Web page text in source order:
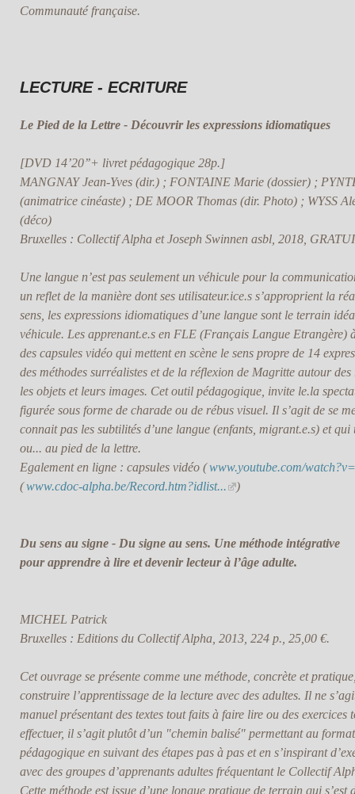
Communauté française.
LECTURE - ECRITURE
Le Pied de la Lettre - Découvrir les expressions idiomatiques
[DVD 14’20’’+ livret pédagogique 28p.]
MANGNAY Jean-Yves (dir.) ; FONTAINE Marie (dossier) ;
(animatrice cinéaste) ; DE MOOR Thomas (dir. Photo) ; WYSS
(déco)
Bruxelles : Collectif Alpha et Joseph Swinnen asbl, 2018,
Une langue n’est pas seulement un véhicule pour la
un reflet de la manière dont ses utilisateur.ice.s s’approprient la
sens, les expressions idiomatiques d’une langue sont le terrain
véhicule. Les apprenant.e.s en FLE (Français Langue Etrangère)
des capsules vidéo qui mettent en scène le sens propre de 14
des méthodes surréalistes et de la réflexion de Magritte autour
les objets et leurs images. Cet outil pédagogique, invite le.la
figurée sous forme de charade ou de rébus visuel. Il s’agit de se
connait pas les subtilités d’une langue (enfants, migrant.e.s) et
ou... au pied de la lettre.
Egalement en ligne : capsules vidéo ( www.youtube.com/
( www.cdoc-alpha.be/Record.htm?idlist... )
Du sens au signe - Du signe au sens. Une méthode intégrative
pour apprendre à lire et devenir lecteur à l’âge adulte.
MICHEL Patrick
Bruxelles : Editions du Collectif Alpha, 2013, 224 p., 25,00 €.
Cet ouvrage se présente comme une méthode, concrète et
construire l’apprentissage de la lecture avec des adultes. Il ne
manuel présentant des textes tout faits à faire lire ou des exercices
effectuer, il s’agit plutôt d’un "chemin balisé" permettant au
pédagogique en suivant des étapes pas à pas et en s’inspirant
avec des groupes d’apprenants adultes fréquentant le Collectif
Cette méthode est issue d’une longue pratique de terrain qui